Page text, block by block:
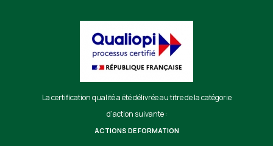
La certification qualité a été délivrée au titre de la catégorie
d’action suivante :
ACTIONS DE FORMATION